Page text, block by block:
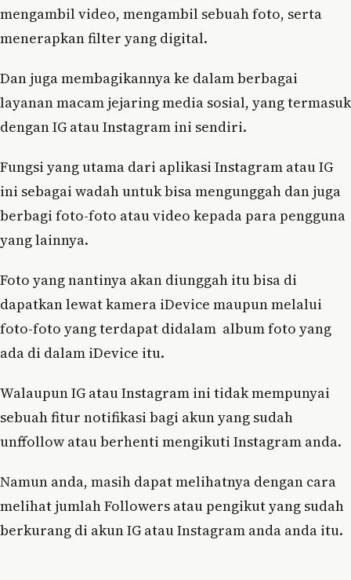
mengambil video, mengambil sebuah foto, serta
menerapkan filter yang digital.
Dan juga membagikannya ke dalam berbagai
layanan macam jejaring media sosial, yang termasuk
dengan IG atau Instagram ini sendiri.
Fungsi yang utama dari aplikasi Instagram atau IG
ini sebagai wadah untuk bisa mengunggah dan juga
berbagi foto-foto atau video kepada para pengguna
yang lainnya.
Foto yang nantinya akan diunggah itu bisa di
dapatkan lewat kamera iDevice maupun melalui
foto-foto yang terdapat didalam album foto yang
ada di dalam iDevice itu.
Walaupun IG atau Instagram ini tidak mempunyai
sebuah fitur notifikasi bagi akun yang sudah
unffollow atau berhenti mengikuti Instagram anda.
Namun anda, masih dapat melihatnya dengan cara
melihat jumlah Followers atau pengikut yang sudah
berkurang di akun IG atau Instagram anda anda itu.